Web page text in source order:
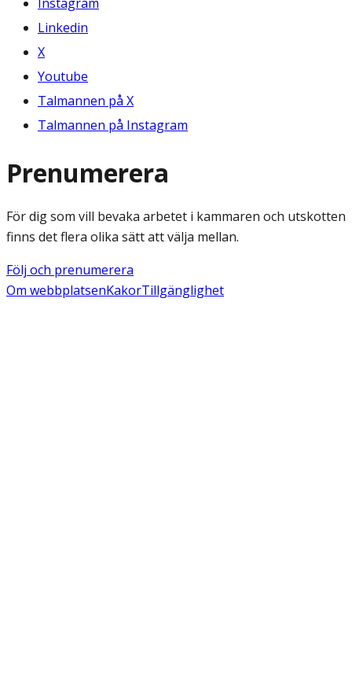
Instagram
Linkedin
X
Youtube
Talmannen på X
Talmannen på Instagram
Prenumerera
För dig som vill bevaka arbetet i kammaren och utskotten
finns det flera olika sätt att välja mellan.
Följ och prenumerera
Om webbplatsenKakorTillgänglighet